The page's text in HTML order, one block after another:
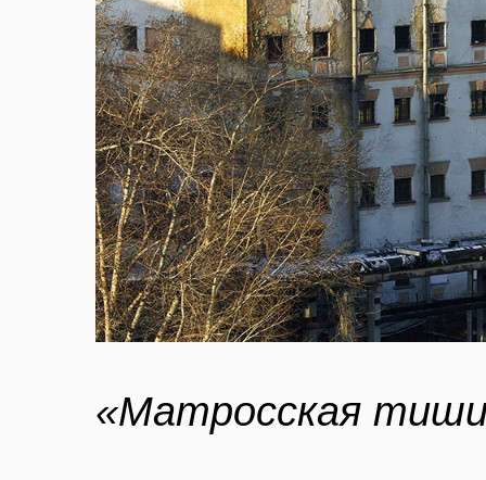
«Матросская